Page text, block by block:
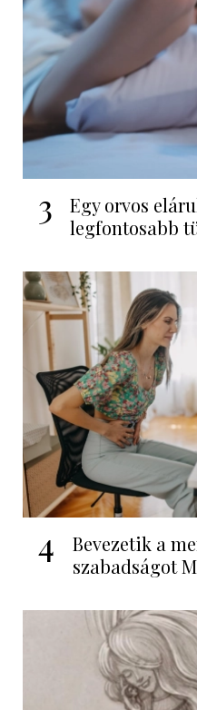
3
Egy orvos
legfontosabb
4
Bevezetik a
szabadságot